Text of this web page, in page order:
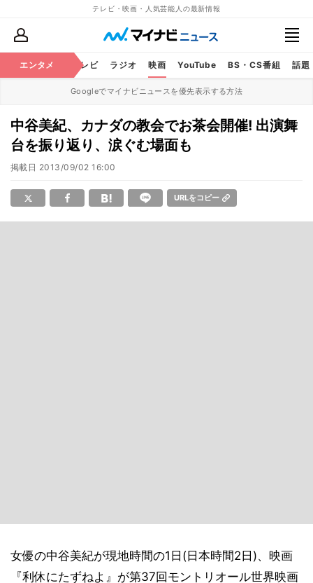
テレビ・映画・人気芸能人の最新情報
エンタメ
芸能 テレビ ラジオ 映画 YouTube BS・CS番組 話題
Googleでマイナビニュースを優先表示する方法
中谷美紀、カナダの教会でお茶会開催! 出演舞
台を振り返り、涙ぐむ場面も
掲載日 2013/09/02 16:00
URLをコピー
女優の中谷美紀が現地時間の1日(日本時間2日)、映画
『利休にたずねよ』が第37回モントリオール世界映画